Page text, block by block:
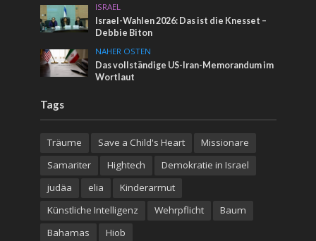
ISRAEL
Israel-Wahlen 2026: Das ist die Knesset –
Debbie Biton
NAHER OSTEN
Das vollständige US-Iran-Memorandum im
Wortlaut
Tags
Träume Save a Child's Heart
Missionare
Samariter
Hightech
Demokratie in Israel
judäa
elia
Kinderarmut
Künstliche Intelligenz
Wehrpflicht
Baum
Bahamas
Hiob